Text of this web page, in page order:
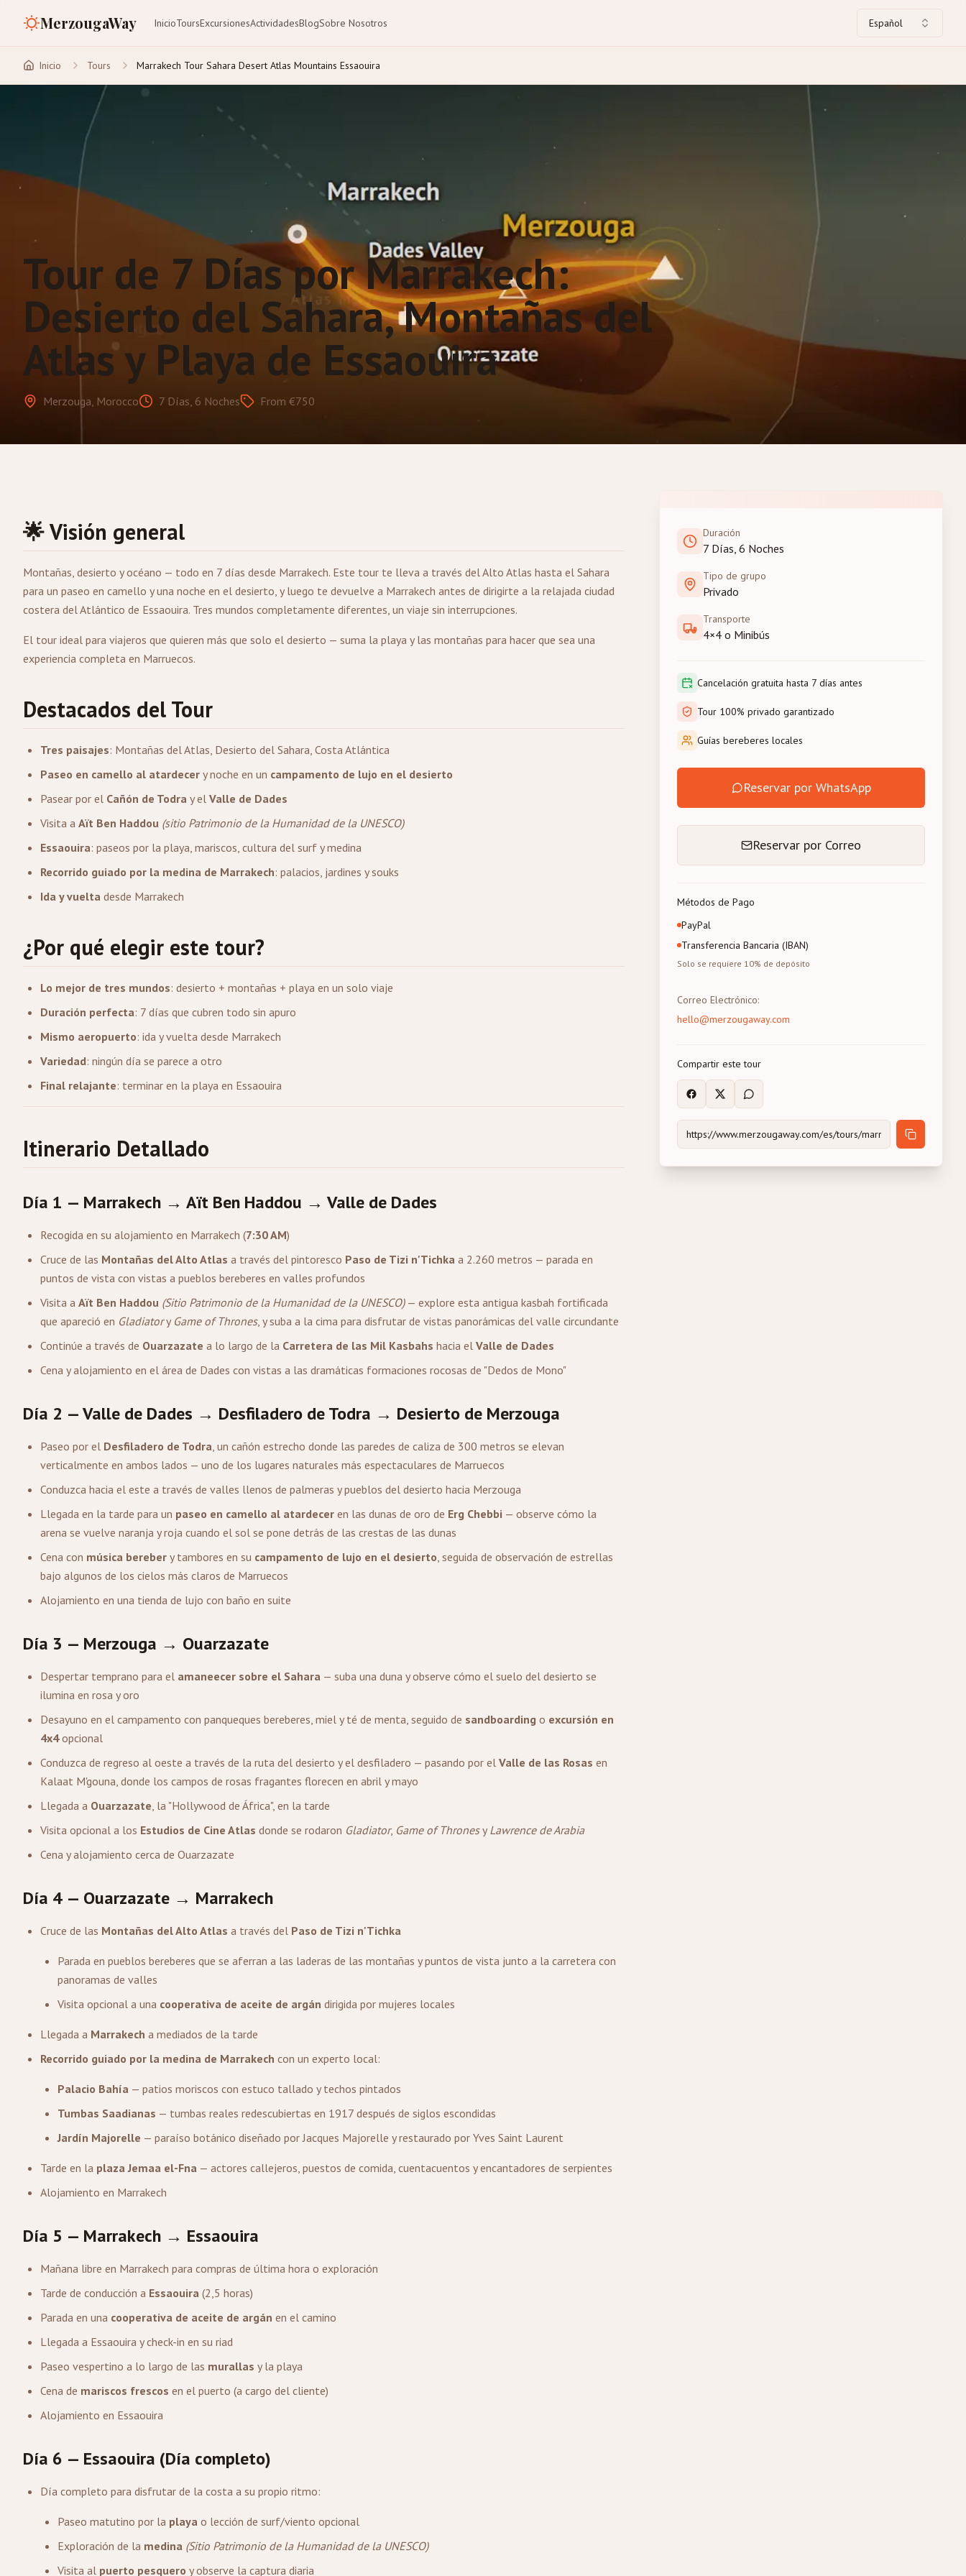
MerzougaWay InicioToursExcursionesActividadesBlogSobre Nosotros Español
Inicio Tours Marrakech Tour Sahara Desert Atlas Mountains Essaouira
Tour de 7 Días por Marrakech:
Desierto del Sahara, Montañas del
Atlas y Playa de Essaouira
Merzouga, Morocco 7 Días, 6 Noches From €750
🌟 Visión general
Montañas, desierto y océano — todo en 7 días desde Marrakech. Este tour te lleva a través del Alto Atlas hasta el Sahara
para un paseo en camello y una noche en el desierto, y luego te devuelve a Marrakech antes de dirigirte a la relajada ciudad
costera del Atlántico de Essaouira. Tres mundos completamente diferentes, un viaje sin interrupciones.
El tour ideal para viajeros que quieren más que solo el desierto — suma la playa y las montañas para hacer que sea una
experiencia completa en Marruecos.
Destacados del Tour
Tres paisajes: Montañas del Atlas, Desierto del Sahara, Costa Atlántica
Paseo en camello al atardecer y noche en un campamento de lujo en el desierto
Pasear por el Cañón de Todra y el Valle de Dades
Visita a Aït Ben Haddou (sitio Patrimonio de la Humanidad de la UNESCO)
Essaouira: paseos por la playa, mariscos, cultura del surf y medina
Recorrido guiado por la medina de Marrakech: palacios, jardines y souks
Ida y vuelta desde Marrakech
¿Por qué elegir este tour?
Lo mejor de tres mundos: desierto + montañas + playa en un solo viaje
Duración perfecta: 7 días que cubren todo sin apuro
Mismo aeropuerto: ida y vuelta desde Marrakech
Variedad: ningún día se parece a otro
Final relajante: terminar en la playa en Essaouira
Itinerario Detallado
Día 1 — Marrakech → Aït Ben Haddou → Valle de Dades
Recogida en su alojamiento en Marrakech (7:30 AM)
Cruce de las Montañas del Alto Atlas a través del pintoresco Paso de Tizi n'Tichka a 2.260 metros — parada en
puntos de vista con vistas a pueblos bereberes en valles profundos
Visita a Aït Ben Haddou (Sitio Patrimonio de la Humanidad de la UNESCO)— explore esta antigua kasbah fortificada
que apareció en Gladiatory Game of Thrones, y suba a la cima para disfrutar de vistas panorámicas del valle circundante
Continúe a través de Ouarzazate a lo largo de la Carretera de las Mil Kasbahs hacia el Valle de Dades
Cena y alojamiento en el área de Dades con vistas a las dramáticas formaciones rocosas de "Dedos de Mono"
Día 2 — Valle de Dades → Desfiladero de Todra → Desierto de Merzouga
Paseo por el Desfiladero de Todra, un cañón estrecho donde las paredes de caliza de 300 metros se elevan
verticalmente en ambos lados — uno de los lugares naturales más espectaculares de Marruecos
Conduzca hacia el este a través de valles llenos de palmeras y pueblos del desierto hacia Merzouga
Llegada en la tarde para un paseo en camello al atardecer en las dunas de oro de Erg Chebbi — observe cómo la
arena se vuelve naranja y roja cuando el sol se pone detrás de las crestas de las dunas
Cena con música bereber y tambores en su campamento de lujo en el desierto, seguida de observación de estrellas
bajo algunos de los cielos más claros de Marruecos
Alojamiento en una tienda de lujo con baño en suite
Día 3 — Merzouga → Ouarzazate
Despertar temprano para el amaneecer sobre el Sahara — suba una duna y observe cómo el suelo del desierto se
ilumina en rosa y oro
Desayuno en el campamento con panqueques bereberes, miel y té de menta, seguido de sandboarding o excursión en
4x4opcional
Conduzca de regreso al oeste a través de la ruta del desierto y el desfiladero — pasando por el Valle de las Rosas en
Kalaat M'gouna, donde los campos de rosas fragantes florecen en abril y mayo
Llegada a Ouarzazate, la "Hollywood de África", en la tarde
Visita opcional a los Estudios de Cine Atlas donde se rodaron Gladiator, Game of Thronesy Lawrence de Arabia
Cena y alojamiento cerca de Ouarzazate
Día 4 — Ouarzazate → Marrakech
Cruce de las Montañas del Alto Atlas a través del Paso de Tizi n'Tichka
Parada en pueblos bereberes que se aferran a las laderas de las montañas y puntos de vista junto a la carretera con
panoramas de valles
Visita opcional a una cooperativa de aceite de argán dirigida por mujeres locales
Llegada a Marrakech a mediados de la tarde
Recorrido guiado por la medina de Marrakech con un experto local:
Palacio Bahía — patios moriscos con estuco tallado y techos pintados
Tumbas Saadianas — tumbas reales redescubiertas en 1917 después de siglos escondidas
Jardín Majorelle — paraíso botánico diseñado por Jacques Majorelle y restaurado por Yves Saint Laurent
Tarde en la plaza Jemaa el-Fna — actores callejeros, puestos de comida, cuentacuentos y encantadores de serpientes
Alojamiento en Marrakech
Día 5 — Marrakech → Essaouira
Mañana libre en Marrakech para compras de última hora o exploración
Tarde de conducción a Essaouira (2,5 horas)
Parada en una cooperativa de aceite de argán en el camino
Llegada a Essaouira y check-in en su riad
Paseo vespertino a lo largo de las murallas y la playa
Cena de mariscos frescos en el puerto (a cargo del cliente)
Alojamiento en Essaouira
Día 6 — Essaouira (Día completo)
Día completo para disfrutar de la costa a su propio ritmo:
Paseo matutino por la playa o lección de surf/viento opcional
Exploración de la medina (Sitio Patrimonio de la Humanidad de la UNESCO)
Visita al puerto pesquero y observe la captura diaria
Duración
7 Días, 6 Noches
Tipo de grupo
Privado
Transporte
4×4 o Minibús
Cancelación gratuita hasta 7 días antes
Tour 100% privado garantizado
Guías bereberes locales
Reservar por WhatsApp
Reservar por Correo
Métodos de Pago
PayPal
Transferencia Bancaria (IBAN)
Solo se requiere 10% de depósito
Correo Electrónico:
hello@merzougaway.com
Compartir este tour